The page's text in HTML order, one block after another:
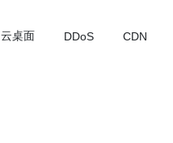
云桌面 DDoS CDN